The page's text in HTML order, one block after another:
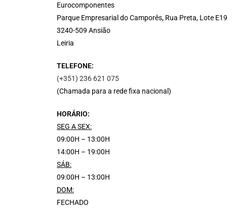
Eurocomponentes
Parque Empresarial do Camporês, Rua Preta, Lote E19
3240-509 Ansião
Leiria
TELEFONE:
(+351) 236 621 075
(Chamada para a rede fixa nacional)
HORÁRIO:
SEG A SEX:
09:00H – 13:00H
14:00H – 19:00H
SÁB:
09:00H – 13:00H
DOM:
FECHADO